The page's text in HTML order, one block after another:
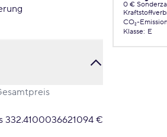
332.4100036621094 €
0 €
CO₂-
Klasse: E